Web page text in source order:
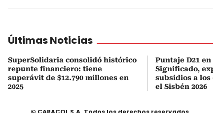
Últimas Noticias
SuperSolidaria consolidó histórico
repunte financiero: tiene
superávit de $12.790 millones en
2025
Puntaje D21 en
Significado,
subsidios a los
el Sisbén 2026